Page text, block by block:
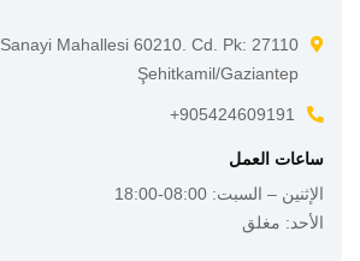
Sanayi Mahallesi 60210. Cd. Pk: 27110
Şehitkamil/Gaziantep
905424609191+
ساعات العمل
الإثنين – السبت: 08:00-18:00
الأحد: مغلق